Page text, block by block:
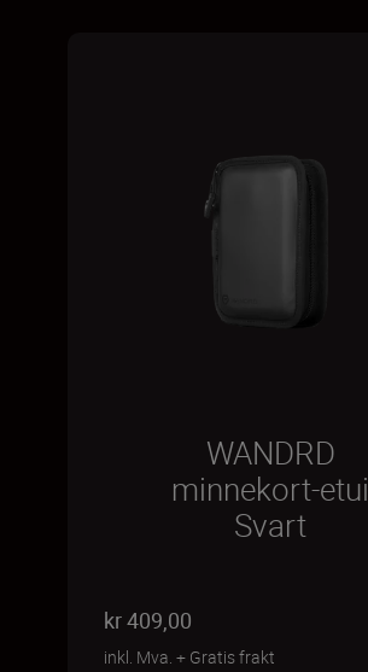
WANDRD
minnekort-etui
Svart
kr 409,00
inkl. Mva. + Gratis frakt